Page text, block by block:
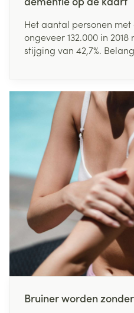
Het aantal personen
ongeveer 132.000 in
stijging van 42,7%.
dan ook de belangrijkste
risicofactor voor
Bruiner worden